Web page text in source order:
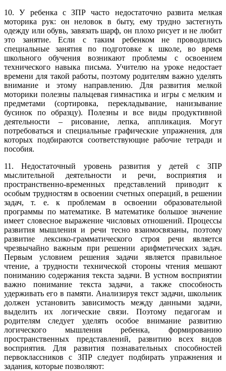
10. У ребенка с ЗПР часто недостаточно развита мелкая
моторика рук: он неловок в быту, ему трудно застегнуть
одежду или обувь, завязать шарф, он плохо рисует и не любит
это занятие. Если с таким ребенком не проводились
специальные занятия по подготовке к школе, во время
школьного обучения возникают проблемы с освоением
технического навыка письма. Учителю на уроке недостает
времени для такой работы, поэтому родителям важно уделять
внимание и этому направлению. Для развития мелкой
моторики полезны пальцевая гимнастика и игры с мелким и
предметами (сортировка, перекладывание, нанизывание
бусинок по образцу). Полезны и все виды продуктивной
деятельности – рисование, лепка, аппликация. Могут
потребоваться и специальные графические упражнения, для
которых подбираются соответствующие рабочие тетради и
пособия.
11. Недостаточный уровень развития у детей с ЗПР
мыслительной деятельности и речи, восприятия и
пространственно-временных представлений приводит к
особым трудностям в освоении счетных операций, в решении
задач, т. е. к проблемам в освоении образовательной
программы по математике. В математике большое значение
имеет словесное выражение числовых отношений. Процессы
развития мышления и речи тесно взаимосвязаны, поэтому
развитие лексико-грамматического строя речи является
чрезвычайно важным при решении арифметических задач.
Первым условием решения задачи является правильное
чтение, а трудности технической стороны чтения мешают
пониманию содержания текста задачи. В устном восприятии
важно понимание текста задачи, а также способность
удерживать его в памяти. Анализируя текст задачи, школьник
должен установить зависимость между данными задачи,
выделить их логические связи. Поэтому педагогам и
родителям следует уделять особое внимание развитию
логического мышления ребенка, формированию
пространственных представлений, развитию всех видов
восприятия. Для развития познавательных способностей
первоклассников с ЗПР следует подбирать упражнения и
задания, которые позволяют: